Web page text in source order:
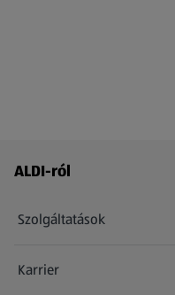
Láblécmenü - további linkek
ALDI-ról
Szolgáltatások
Karrier
(új oldalon nyílik meg)